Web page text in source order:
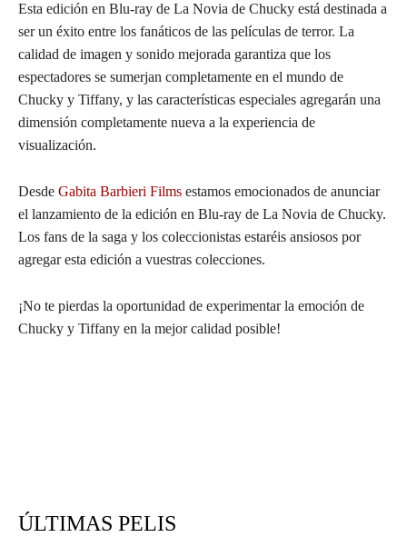
Esta edición en Blu-ray de La Novia de Chucky está destinada a
ser un éxito entre los fanáticos de las películas de terror. La
calidad de imagen y sonido mejorada garantiza que los
espectadores se sumerjan completamente en el mundo de
Chucky y Tiffany, y las características especiales agregarán una
dimensión completamente nueva a la experiencia de
visualización.
Desde Gabita Barbieri Films estamos emocionados de anunciar
el lanzamiento de la edición en Blu-ray de La Novia de Chucky.
Los fans de la saga y los coleccionistas estaréis ansiosos por
agregar esta edición a vuestras colecciones.
¡No te pierdas la oportunidad de experimentar la emoción de
Chucky y Tiffany en la mejor calidad posible!
ÚLTIMAS PELIS